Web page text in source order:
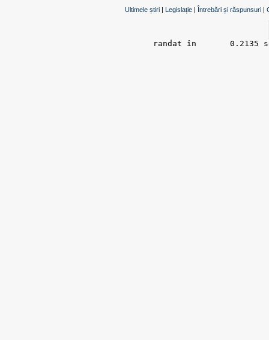
Ultimele știri | Legislație | Întrebări și răspunsuri |
randat în